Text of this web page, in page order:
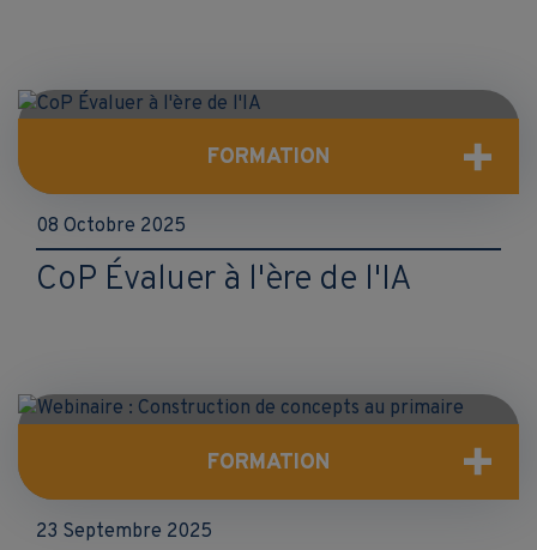
FORMATION
08 Octobre 2025
CoP Évaluer à l'ère de l'IA
FORMATION
23 Septembre 2025